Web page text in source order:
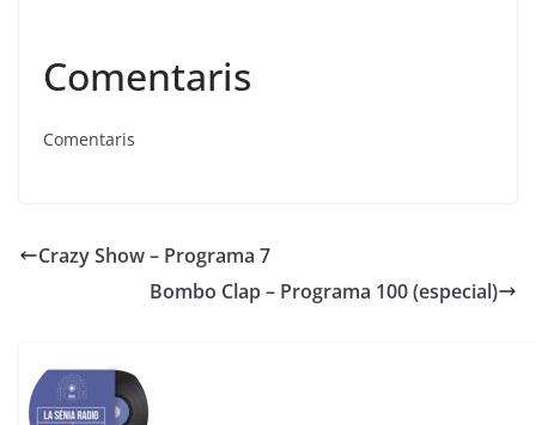
Comentaris
Comentaris
Crazy Show – Programa 7
Bombo Clap – Programa 100 (especial)